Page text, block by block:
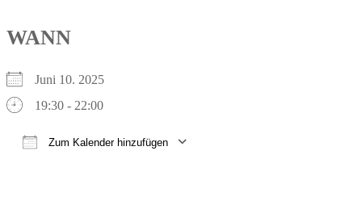
WANN
Juni 10. 2025
19:30 - 22:00
Zum Kalender hinzufügen